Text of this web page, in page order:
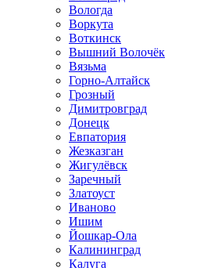
Вологда
Воркута
Воткинск
Вышний Волочёк
Вязьма
Горно-Алтайск
Грозный
Димитровград
Донецк
Евпатория
Жезказган
Жигулёвск
Заречный
Златоуст
Иваново
Ишим
Йошкар-Ола
Калининград
Калуга